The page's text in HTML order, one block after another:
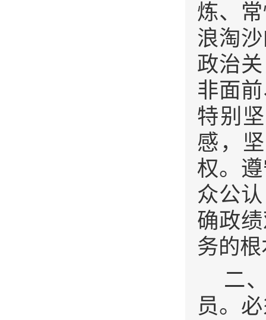
炼、
浪淘
政治
非面
特别
感，
权。
众公
确政
务的
二
员。